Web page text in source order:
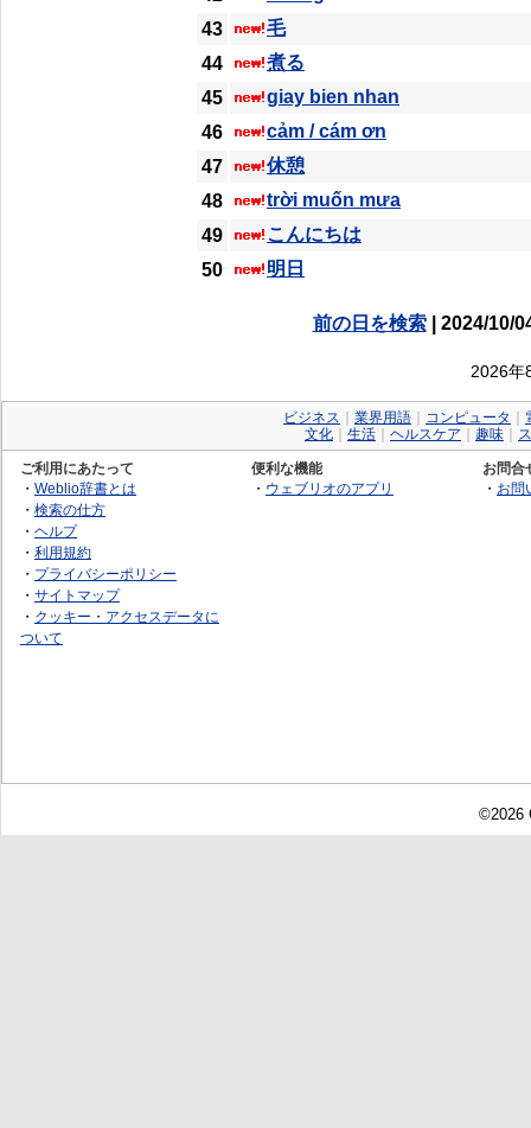
43
毛
44
煮る
45
giay bien nhan
46
cảm / cám ơn
47
休憩
48
trời muốn mưa
49
こんにちは
50
明日
前の日を検索| 2024/10/
2026年
ビジネス 業界用語 コンピュータ
文化
生活 ヘルスケア 趣味
ご利用にあたって
・ Weblio辞書とは
・ 検索の仕方
・ ヘルプ
・ 利用規約
・ プライバシーポリシー
・ サイトマップ
・ クッキー・アクセスデータに
ついて
便利な機能
・ ウェブリオのアプリ
お問合
・ お問
©2026